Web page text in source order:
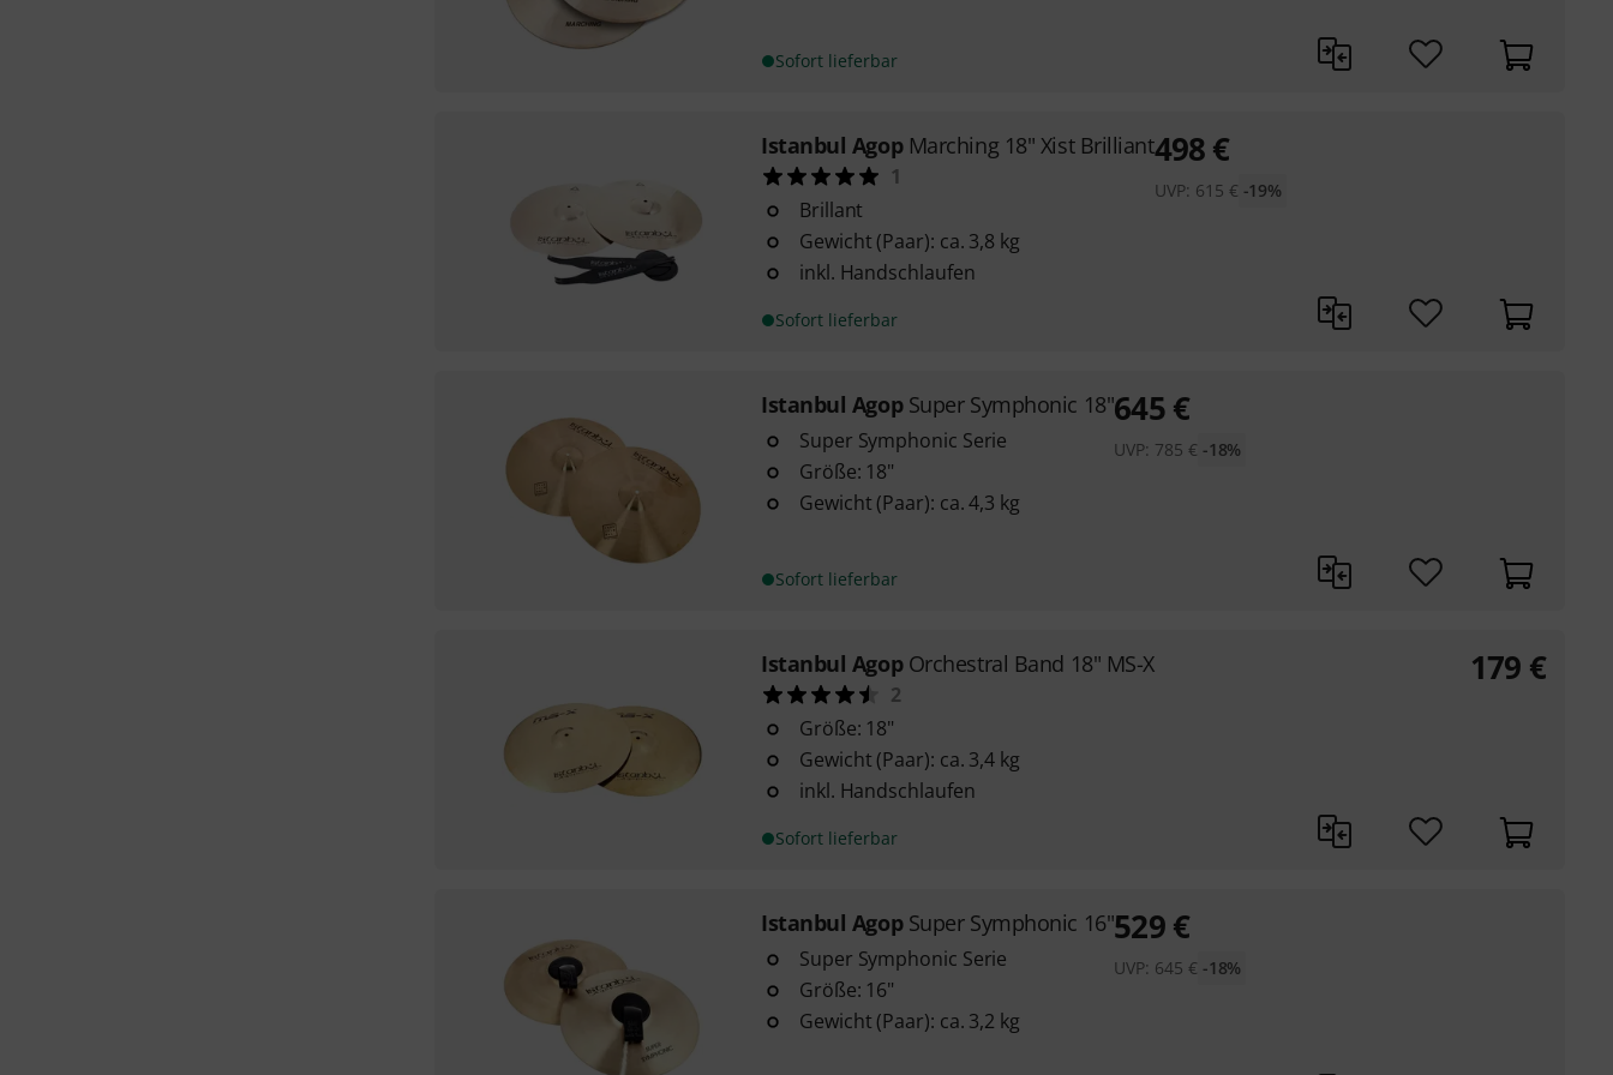
Sofort lieferbar
Istanbul Agop Marching 18" Xist Brilliant
1
Brillant
Gewicht (Paar): ca. 3,8 kg
inkl. Handschlaufen
Sofort lieferbar
498€
UVP: 615 € -19%
Istanbul Agop Super Symphonic 18"
Super Symphonic Serie
Größe: 18"
Gewicht (Paar): ca. 4,3 kg
Sofort lieferbar
645 €
UVP: 785 € -18%
Istanbul Agop Orchestral Band 18" MS-X
2
Größe: 18"
Gewicht (Paar): ca. 3,4 kg
inkl. Handschlaufen
Sofort lieferbar
179 €
Istanbul Agop Super Symphonic 16"
Super Symphonic Serie
Größe: 16"
Gewicht (Paar): ca. 3,2 kg
529 €
UVP: 645 € -18%